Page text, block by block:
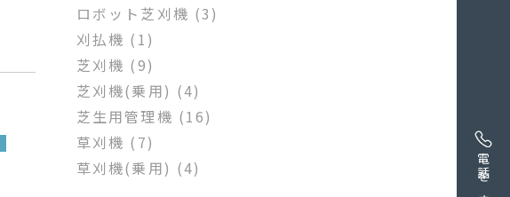
ロボット芝刈機 (3)
刈払機 (1)
芝刈機 (9)
芝刈機(乗用) (4)
芝生用管理機 (16)
草刈機 (7)
草刈機(乗用) (4)